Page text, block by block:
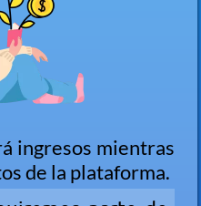
ingresos mientras
de la plataforma.